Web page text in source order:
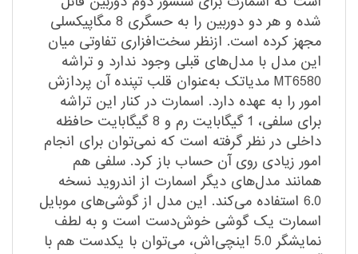
شده و هر دو دوربین را به حسگری 8 مگاپیکسلی
مجهز کرده است. ازنظر سخت‌افزاری تفاوتی میان
این مدل با مدل‌های قبلی وجود ندارد و تراشه
MT6580 مدیاتک به‌عنوان قلب تپنده آن پردازش
امور را به عهده دارد. اسمارت در کنار این تراشه
برای سلفی، 1 گیگابایت رم و 8 گیگابایت حافظه
داخلی در نظر گرفته است که نمی‌توان برای انجام
امور زیادی روی آن حساب باز کرد. سلفی هم
همانند مدل‌های دیگر اسمارت از اندروید نسخه
6.0 استفاده می‌کند. این مدل از گوشی‌های موبایل
اسمارت یک گوشی خوش‌دست است و به لطف
نمایشگر 5.0 اینچی‌اش، می‌توان با یکدست هم با